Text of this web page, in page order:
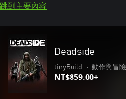
跳到主要內容
Deadside
tinyBuild • 動作與冒險
NT$859.00+